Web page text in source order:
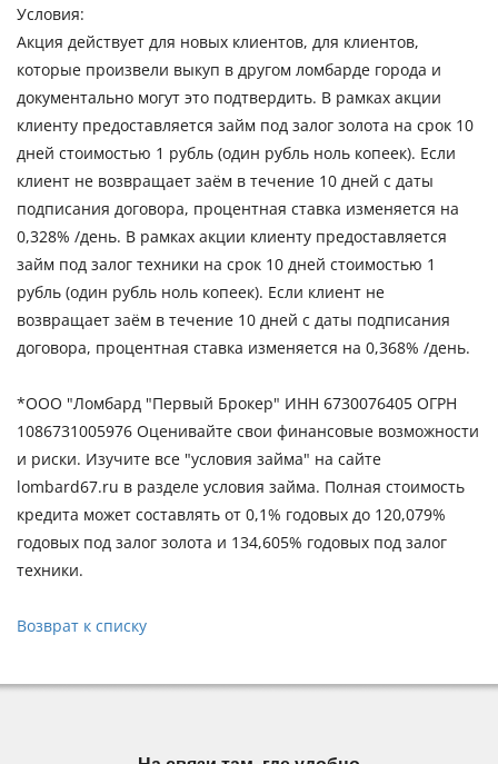
Условия:
Акция действует для новых клиентов, для клиентов,
которые произвели выкуп в другом ломбарде города и
документально могут это подтвердить. В рамках акции
клиенту предоставляется займ под залог золота на срок 10
дней стоимостью 1 рубль (один рубль ноль копеек). Если
клиент не возвращает заём в течение 10 дней с даты
подписания договора, процентная ставка изменяется на
0,328% /день. В рамках акции клиенту предоставляется
займ под залог техники на срок 10 дней стоимостью 1
рубль (один рубль ноль копеек). Если клиент не
возвращает заём в течение 10 дней с даты подписания
договора, процентная ставка изменяется на 0,368% /день.
*ООО "Ломбард "Первый Брокер" ИНН 6730076405 ОГРН
1086731005976 Оценивайте свои финансовые возможности
и риски. Изучите все "условия займа" на сайте
lombard67.ru в разделе условия займа. Полная стоимость
кредита может составлять от 0,1% годовых до 120,079%
годовых под залог золота и 134,605% годовых под залог
техники.
Возврат к списку